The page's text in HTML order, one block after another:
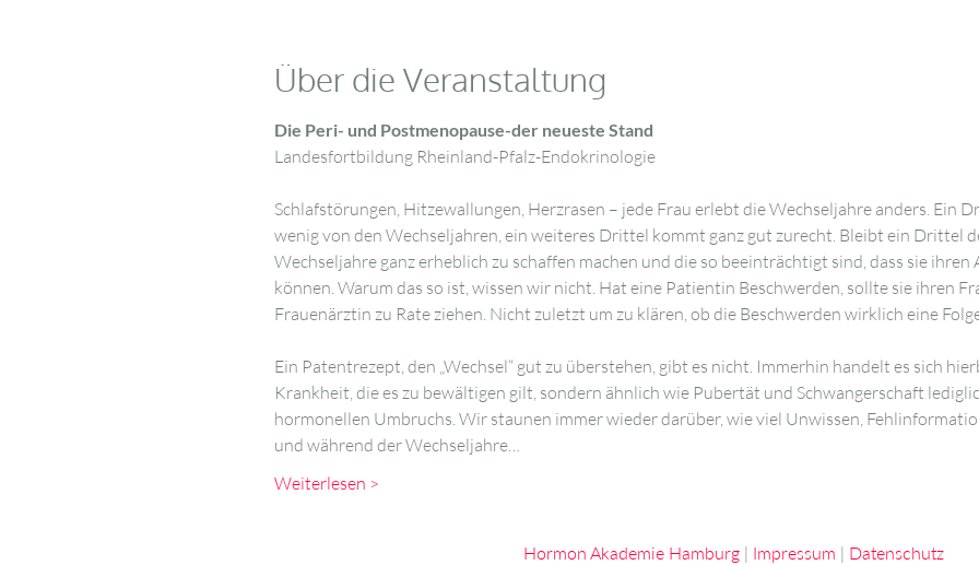
Über die Veranstaltung
Die Peri- und Postmenopause-der neueste Stand
Landesfortbildung Rheinland-Pfalz-Endokrinologie
Schlafstörungen, Hitzewallungen, Herzrasen – jede Frau erlebt die Wechseljahre anders. Ein
wenig von den Wechseljahren, ein weiteres Drittel kommt ganz gut zurecht. Bleibt ein Drittel
Wechseljahre ganz erheblich zu schaffen machen und die so beeinträchtigt sind, dass sie
können. Warum das so ist, wissen wir nicht. Hat eine Patientin Beschwerden, sollte sie ihren
Frauenärztin zu Rate ziehen. Nicht zuletzt um zu klären, ob die Beschwerden wirklich eine
Ein Patentrezept, den „Wechsel“ gut zu überstehen, gibt es nicht. Immerhin handelt es sich
Krankheit, die es zu bewältigen gilt, sondern ähnlich wie Pubertät und Schwangerschaft
hormonellen Umbruchs. Wir staunen immer wieder darüber, wie viel Unwissen,
und während der Wechseljahre…
Weiterlesen >
Hormon Akademie Hamburg | Impressum | Datenschutz